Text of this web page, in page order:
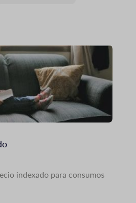
indexado para consumos